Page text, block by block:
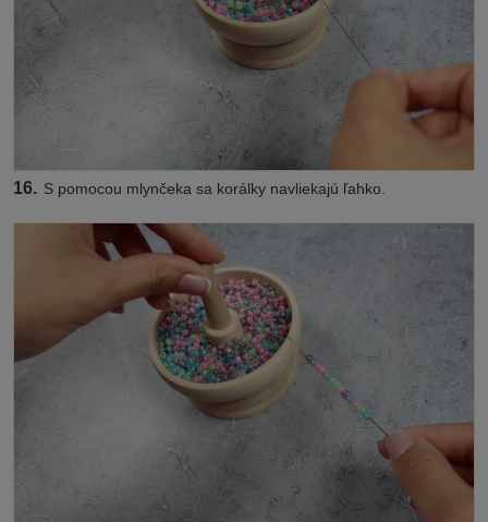
16. S pomocou mlynčeka sa korálky navliekajú ľahko.